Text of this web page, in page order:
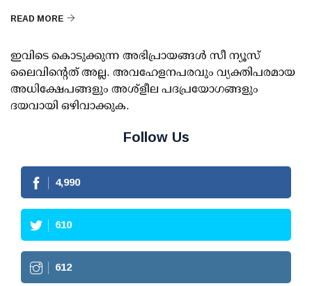
READ MORE
ഇവിടെ കൊടുക്കുന്ന അഭിപ്രായങ്ങള്‍ സീ ന്യൂസ്
ലൈവിന്റെത് അല്ല. അവഹേളനപരവും വ്യക്തിപരമായ
അധിക്ഷേപങ്ങളും അശ്‌ളീല പദപ്രയോഗങ്ങളും
ദയവായി ഒഴിവാക്കുക.
Follow Us
4,990
610
612